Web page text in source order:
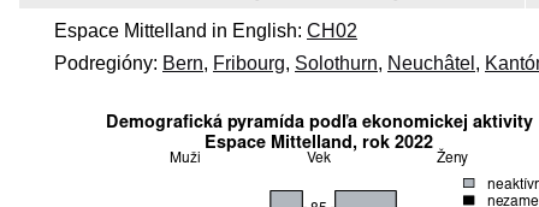
Espace Mittelland in English: CH02
Podregióny: Bern, Fribourg, Solothurn, Neuchâtel ,